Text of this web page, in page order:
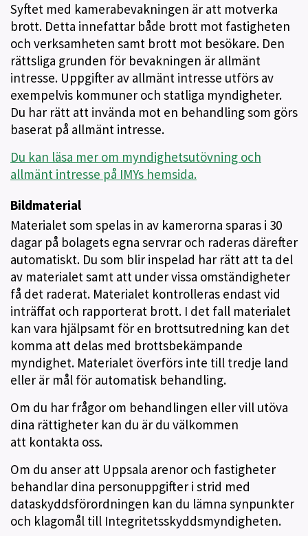
Syftet med kamerabevakningen är att motverka
brott. Detta innefattar både brott mot fastigheten
och verksamheten samt brott mot besökare. Den
rättsliga grunden för bevakningen är allmänt
intresse. Uppgifter av allmänt intresse utförs av
exempelvis kommuner och statliga myndigheter.
Du har rätt att invända mot en behandling som görs
baserat på allmänt intresse.
Du kan läsa mer om myndighetsutövning och
allmänt intresse på IMYs hemsida.
Bildmaterial
Materialet som spelas in av kamerorna sparas i 30
dagar på bolagets egna servrar och raderas därefter
automatiskt. Du som blir inspelad har rätt att ta del
av materialet samt att under vissa omständigheter
få det raderat. Materialet kontrolleras endast vid
inträffat och rapporterat brott. I det fall materialet
kan vara hjälpsamt för en brottsutredning kan det
komma att delas med brottsbekämpande
myndighet. Materialet överförs inte till tredje land
eller är mål för automatisk behandling.
Om du har frågor om behandlingen eller vill utöva
dina rättigheter kan du är du välkommen
att kontakta oss.
Om du anser att Uppsala arenor och fastigheter
behandlar dina personuppgifter i strid med
dataskyddsförordningen kan du lämna synpunkter
och klagomål till Integritetsskyddsmyndigheten.